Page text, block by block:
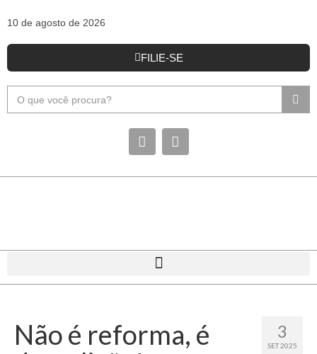
10 de agosto de 2026
FILIE-SE
3
SET 2025
Não é reforma, é